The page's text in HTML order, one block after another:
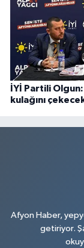
İYİ Partili
kulağını
Afyon Haber,
getiriyor.